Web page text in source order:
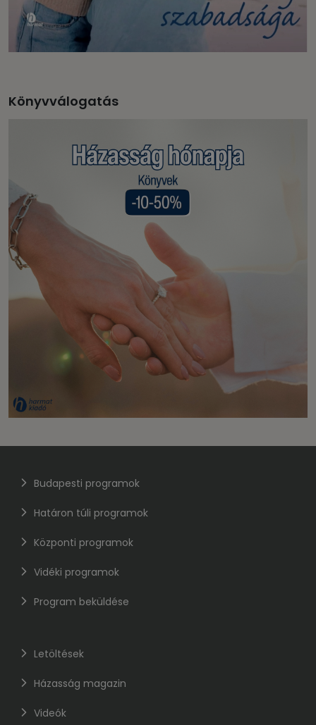
Könyvválogatás
Budapesti programok
Határon túli programok
Központi programok
Vidéki programok
Program beküldése
Letöltések
Házasság magazin
Videók